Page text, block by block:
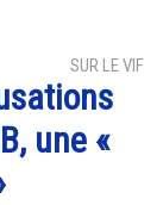
SUR LE VIF
une «